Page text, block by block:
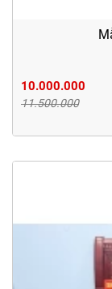
10.000.000
11.500.000